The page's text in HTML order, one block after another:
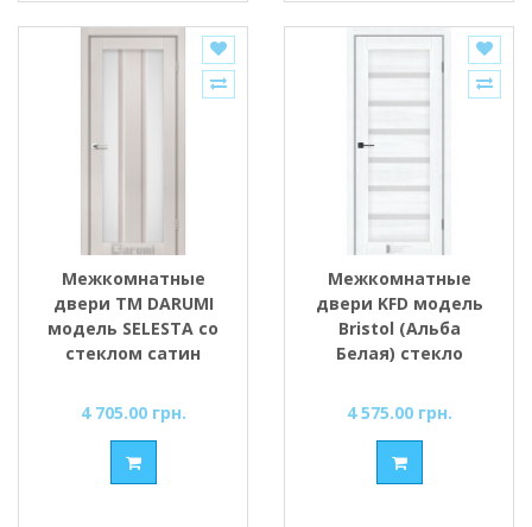
Межкомнатные
двери ТМ DARUMI
модель SELESTA со
стеклом сатин
4 705.00 грн.
Межкомнатные
двери KFD модель
Bristol (Альба
Белая) стекло
4 575.00 грн.